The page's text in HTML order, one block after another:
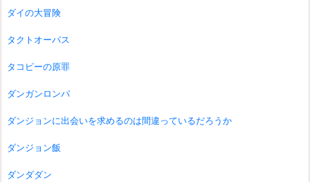
ダイの大冒険
タクトオーパス
タコピーの原罪
ダンガンロンパ
ダンジョンに出会いを求めるのは間違っているだろうか
ダンジョン飯
ダンダダン